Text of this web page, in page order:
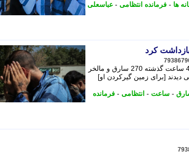
ها - فرمانده انتظامی - عباسعلی
فرمانده انتظامی پایتخت با بیان اینکه ماموران آگاهی در 48 ساعت گذشته 270 سارق و مالخر
[برای زمین گیرکردن او]
- ساعت - انتظامی - فرمانده